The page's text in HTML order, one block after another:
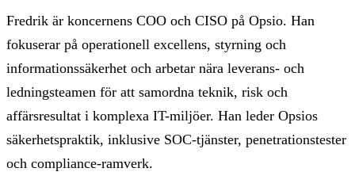
Fredrik är koncernens COO och CISO på Opsio. Han
fokuserar på operationell excellens, styrning och
informationssäkerhet och arbetar nära leverans- och
ledningsteamen för att samordna teknik, risk och
affärsresultat i komplexa IT-miljöer. Han leder Opsios
säkerhetspraktik, inklusive SOC-tjänster, penetrationstester
och compliance-ramverk.